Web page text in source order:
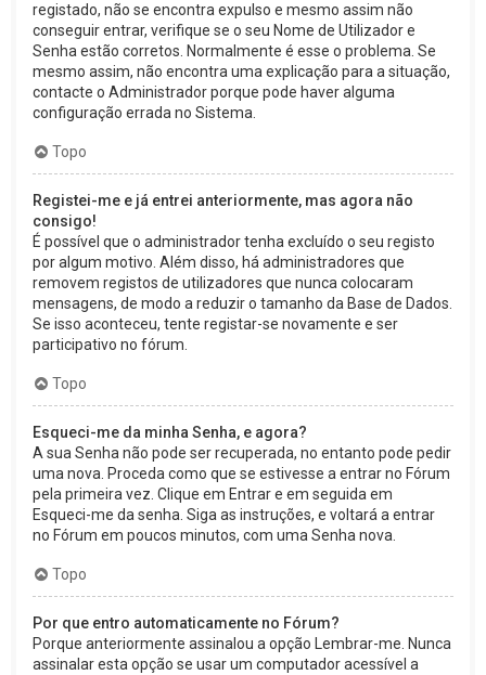
registado, não se encontra expulso e mesmo assim não
conseguir entrar, verifique se o seu Nome de Utilizador e
Senha estão corretos. Normalmente é esse o problema. Se
mesmo assim, não encontra uma explicação para a situação,
contacte o Administrador porque pode haver alguma
configuração errada no Sistema.
Topo
Registei-me e já entrei anteriormente, mas agora não
consigo!
É possível que o administrador tenha excluído o seu registo
por algum motivo. Além disso, há administradores que
removem registos de utilizadores que nunca colocaram
mensagens, de modo a reduzir o tamanho da Base de Dados.
Se isso aconteceu, tente registar-se novamente e ser
participativo no fórum.
Topo
Esqueci-me da minha Senha, e agora?
A sua Senha não pode ser recuperada, no entanto pode pedir
uma nova. Proceda como que se estivesse a entrar no Fórum
pela primeira vez. Clique em Entrar e em seguida em
Esqueci-me da senha. Siga as instruções, e voltará a entrar
no Fórum em poucos minutos, com uma Senha nova.
Topo
Por que entro automaticamente no Fórum?
Porque anteriormente assinalou a opção Lembrar-me. Nunca
assinalar esta opção se usar um computador acessível a